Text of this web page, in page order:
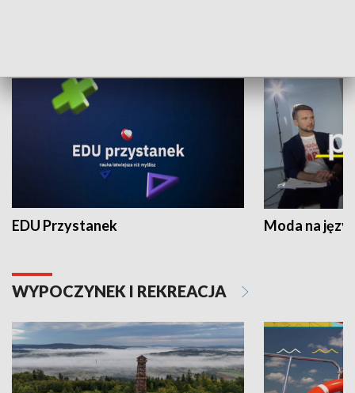
EDU Przystanek Moda na
WYPOCZYNEK I REKREACJA